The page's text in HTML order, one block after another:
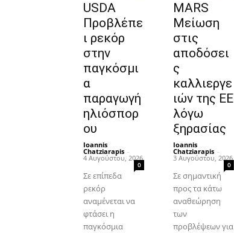
USDA
Προβλέπε
ι ρεκόρ
στην
παγκόσμι
α
παραγωγή
ηλιόσπορ
ου
Ioannis
Chatziarapis -
4 Αυγούστου, 2026
0
Σε επίπεδα
ρεκόρ
αναμένεται να
φτάσει η
παγκόσμια
MARS
Μείωση
στις
αποδόσει
ς
καλλιεργε
ιών της ΕΕ
λόγω
ξηρασίας
Ioannis
Chatziarapis -
3 Αυγούστου, 2026
0
Σε σημαντική
προς τα κάτω
αναθεώρηση
των
προβλέψεων για